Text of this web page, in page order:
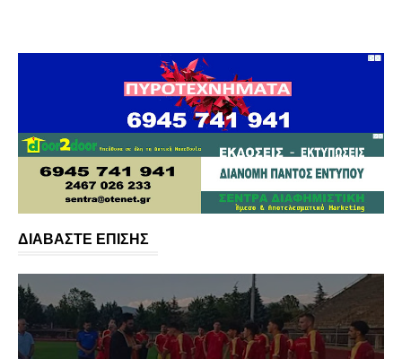
ΔΙΑΒΑΣΤΕ ΕΠΙΣΗΣ